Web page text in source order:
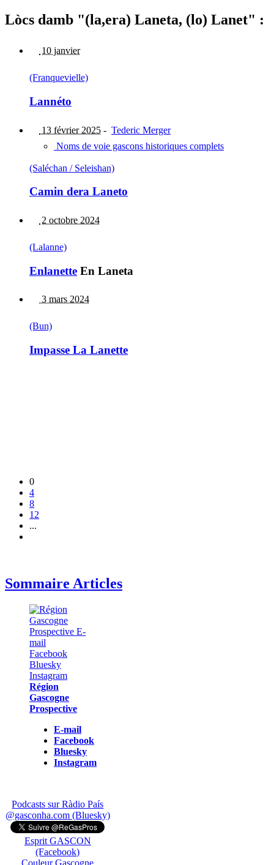
Lòcs damb "(la,era) Laneta, (lo) Lanet" :
10 janvier
(Franquevielle)
Lannéto
13 février 2025 - Tederic Merger
Noms de voie gascons historiques complets
(Saléchan / Seleishan)
Camin dera Laneto
2 octobre 2024
(Lalanne)
Enlanette En Laneta
3 mars 2024
(Bun)
Impasse La Lanette
0
4
8
12
...
Sommaire Articles
Région
Gascogne
Prospective
E-mail
Facebook
Bluesky
Instagram
Podcasts sur Ràdio País
@gasconha.com (Bluesky)
Esprit GASCON
(Facebook)
Couleur Gascogne